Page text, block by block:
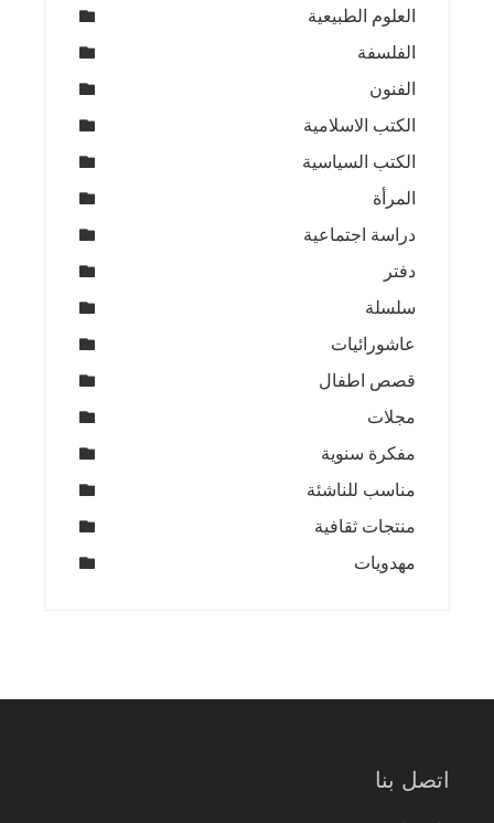
العلوم الطبيعية
الفلسفة
الفنون
الكتب الاسلامية
الكتب السياسية
المرأة
دراسة اجتماعية
دفتر
سلسلة
عاشورائيات
قصص اطفال
مجلات
مفكرة سنوية
مناسب للناشئة
منتجات ثقافية
مهدويات
اتصل بنا